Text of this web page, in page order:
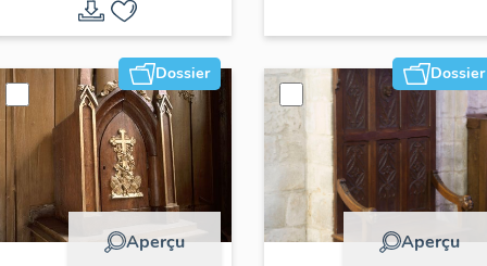
Dossier
Aperçu
Dossier
Aperçu